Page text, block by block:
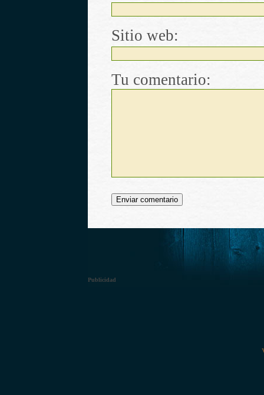
Sitio web:
Tu comentario:
Publicidad